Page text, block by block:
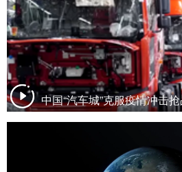
中国“汽车城”克服疫情冲击